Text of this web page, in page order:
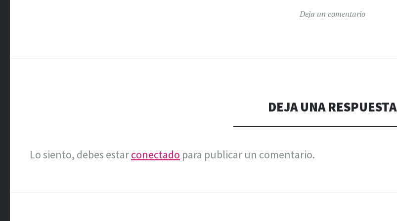
Deja un comentario
DEJA UNA RESPUESTA
Lo siento, debes estarconectado para publicar un comentario.